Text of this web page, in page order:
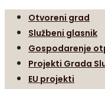
Otvoreni grad
Službeni glasnik
Gospodarenje
Projekti Grada
EU projekti